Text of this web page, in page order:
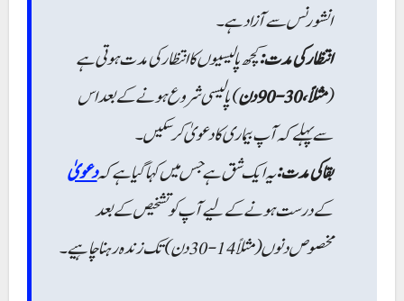
انشورنس سے آزاد ہے۔
انتظار کی مدت:کچھ پالیسیوں کا انتظار کی مدت ہوتی ہے
(مثلاً، 30-90 دن
) پالیسی شروع ہونے کے بعد اس
سے پہلے کہ آپ بیماری کا دعویٰ کر سکیں۔
بقا کی مدت:یہ ایک شق ہے جس میں کہا گیا ہے کہدعویٰ
کے درست ہونے کے لیے آپ کو تشخیص کے بعد
مخصوص دنوں (مثلاً 14-30 دن) تک زندہ رہنا چاہیے۔